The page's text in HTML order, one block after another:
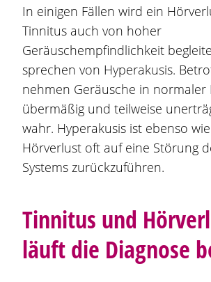
In einigen Fällen wird ein
Tinnitus auch von hoher
Geräuschempfindlichkeit
sprechen von Hyperakusis.
nehmen Geräusche in normaler
übermäßig und teilweise
wahr. Hyperakusis ist ebenso
Hörverlust oft auf eine Störung
Systems zurückzuführen.
Tinnitus und
läuft die Diagnose